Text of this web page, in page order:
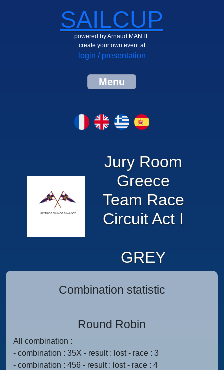
SAILCUP
powered by Arnaud MANTE
create your own event at
login / presentation
Menu
Jury Room
Greece
Team Race
Circuit Act I
GREY
Combination statistic
Round Robin
All combination :
- combination : 35X - result : lost - race : 3
- combination : 456 - result : lost - race : 4